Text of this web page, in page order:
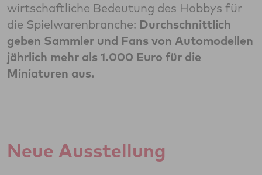
wirtschaftliche Bedeutung des Hobbys für
die Spielwarenbranche: Durchschnittlich
geben Sammler und Fans von Automodellen
jährlich mehr als 1.000 Euro für die
Miniaturen aus.
Neue Ausstellung